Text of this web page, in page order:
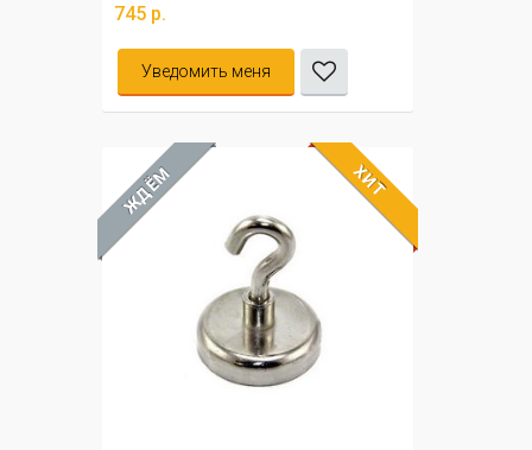
745 р.
Уведомить меня
ЖДЁМ ХИТ